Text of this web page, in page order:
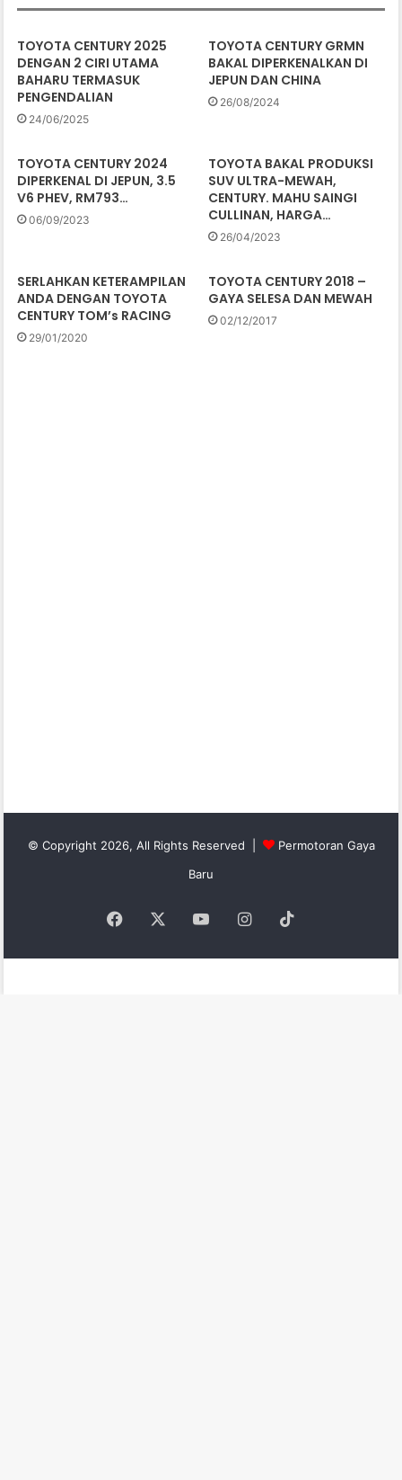
TOYOTA CENTURY 2025
DENGAN 2 CIRI UTAMA
BAHARU TERMASUK
PENGENDALIAN
24/06/2025
TOYOTA CENTURY GRMN
BAKAL DIPERKENALKAN DI
JEPUN DAN CHINA
26/08/2024
TOYOTA CENTURY 2024
DIPERKENAL DI JEPUN, 3.5
V6 PHEV, RM793…
06/09/2023
TOYOTA BAKAL PRODUKSI
SUV ULTRA-MEWAH,
CENTURY. MAHU SAINGI
CULLINAN, HARGA…
26/04/2023
SERLAHKAN KETERAMPILAN
ANDA DENGAN TOYOTA
CENTURY TOM’s RACING
29/01/2020
TOYOTA CENTURY 2018 –
GAYA SELESA DAN MEWAH
02/12/2017
© Copyright 2026, All Rights Reserved |
Permotoran Gaya
Baru
Facebook YouTubeInstagram